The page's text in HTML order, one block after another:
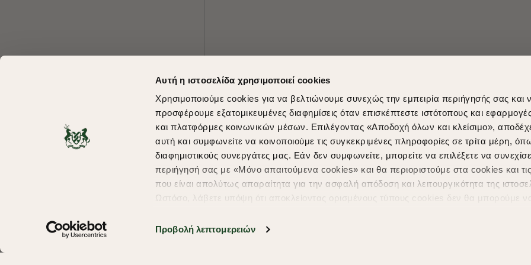
Αυτή η ιστοσελίδα χρησιμοποιεί cookies
Χρησιμοποιούμε cookies για να βελτιώνουμε συνεχώς την εμπειρία περιήγησής σας και
προσφέρουμε εξατομικευμένες διαφημίσεις όταν επισκέπτεστε ιστότοπους και
και πλατφόρμες κοινωνικών μέσων. Επιλέγοντας «Αποδοχή όλων και κλείσιμο»,
αυτή και συμφωνείτε να κοινοποιούμε τις συγκεκριμένες πληροφορίες σε τρίτα μέρη,
διαφημιστικούς συνεργάτες μας. Εάν δεν συμφωνείτε, μπορείτε να επιλέξετε να
περιήγησή σας με «Μόνο απαιτούμενα cookies» και θα περιοριστούμε στα cookies και τις
που είναι απολύτως απαραίτητα για την ασφαλή απόδοση και λειτουργικότητα της
Ωστόσο, λάβετε υπόψη ότι αποκλείοντας ορισμένους τύπους cookies δεν θα μπορούμε
υπηρεσίες και διαφημίσεις. Για να προσαρμόσετε τις επιλογές σας ή να ανακαλέσετε τη
Προβολή λεπτομερειών
Shopping in secure with Shipping
Copyright © 2026 thebostonians.gr. All Rights Reserved.